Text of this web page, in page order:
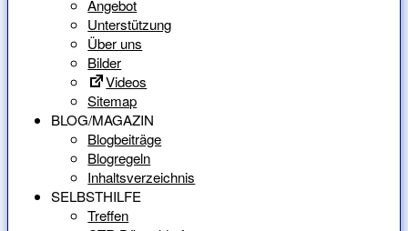
Angebot
Unterstützung
Über uns
Bilder
Videos
Sitemap
BLOG/MAGAZIN
Blogbeiträge
Blogregeln
Inhaltsverzeichnis
SELBSTHILFE
Treffen